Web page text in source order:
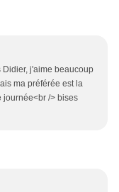
j'aime beaucoup
ma préférée est la
journée<br /> bises